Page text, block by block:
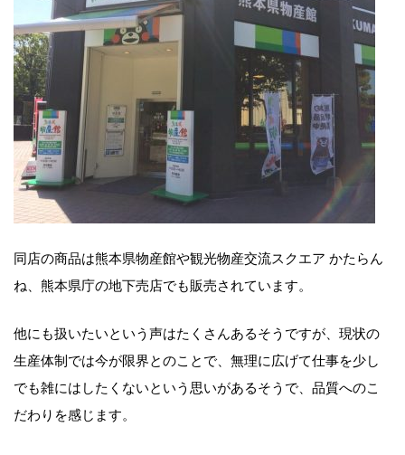
同店の商品は熊本県物産館や観光物産交流スクエア かたらん
ね、熊本県庁の地下売店でも販売されています。
他にも扱いたいという声はたくさんあるそうですが、現状の
生産体制では今が限界とのことで、無理に広げて仕事を少し
でも雑にはしたくないという思いがあるそうで、品質へのこ
だわりを感じます。